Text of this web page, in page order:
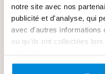
notre site avec nos
publicité et d'analyse, qui
avec d'autres informations
ou qu'ils ont collectées
peindre un chat, un
lion ou que sais-je